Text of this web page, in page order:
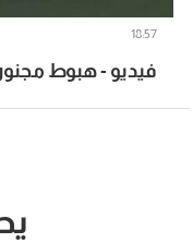
فيديو - هبوط
18:57